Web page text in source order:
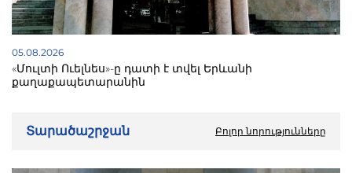
05.08.2026
«Մուլտի Ուելնես»-ը դատի է տվել Երևանի
քաղաքապետարանին
Տարածաշրջան Բոլոր նորությունները